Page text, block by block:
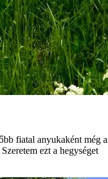
fiatal anyukaként még
ezt a hegységet